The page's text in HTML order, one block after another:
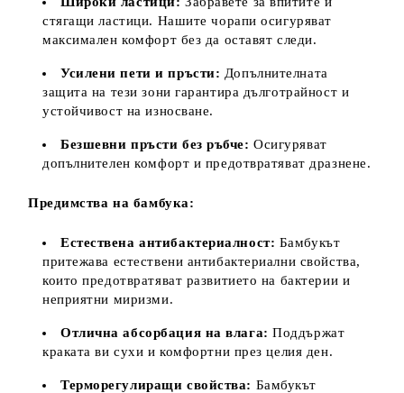
стягащи ластици. Нашите чорапи осигуряват
максимален комфорт без да оставят следи.
Усилени пети и пръсти: Допълнителната
защита на тези зони гарантира дълготрайност и
устойчивост на износване.
Безшевни пръсти без ръбче: Осигуряват
допълнителен комфорт и предотвратяват дразнене.
Предимства на бамбука:
Естествена антибактериалност: Бамбукът
притежава естествени антибактериални свойства,
които предотвратяват развитието на бактерии и
неприятни миризми.
Отлична абсорбация на влага: Поддържат
краката ви сухи и комфортни през целия ден.
Терморегулиращи свойства: Бамбукът